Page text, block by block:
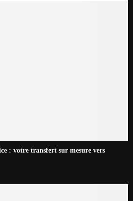
: votre transfert sur mesure vers